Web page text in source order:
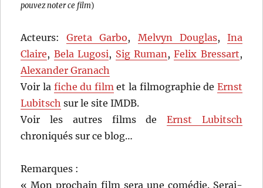
pouvez noter ce film)
Acteurs:Greta Garbo, Melvyn Douglas, Ina
Claire, Bela Lugosi, Sig Ruman ,Felix Bressart,
Alexander Granach
Voir la fiche du film et la filmographie de Ernst
Lubitsch sur le site IMDB.
Voir les autres films de Ernst Lubitsch
chroniqués sur ce blog…
Remarques :
« Mon prochain film sera une comédie. Serai-